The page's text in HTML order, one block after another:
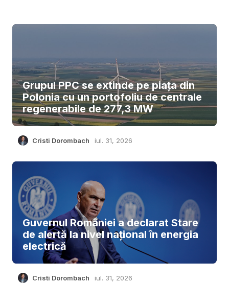
Grupul PPC se extinde pe piața din
Polonia cu un portofoliu de centrale
regenerabile de 277,3 MW
Cristi Dorombach iul. 31, 2026
Guvernul României a declarat Stare
de alertă la nivel național în energia
electrică
Cristi Dorombach iul. 31, 2026